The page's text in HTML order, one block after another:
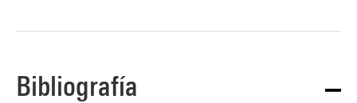
Bibliografía